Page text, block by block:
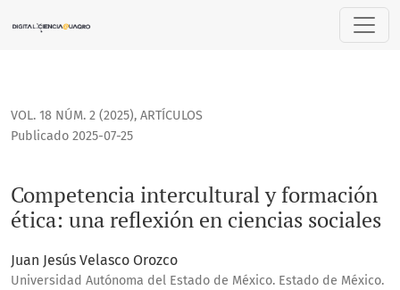
Competencia intercultural y formación ética: una reflexión
VOL. 18 NÚM. 2 (2025), ARTÍCULOS
Competencia intercultural y formación
ética: una reflexión en ciencias sociales
Publicado 2025-07-25
Juan Jesús Velasco Orozco
Universidad Autónoma del Estado de México. Estado de México.